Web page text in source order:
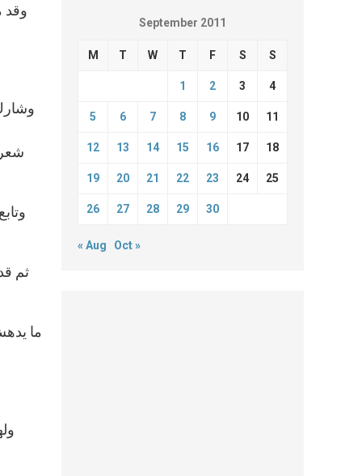
وقد
ثم
ما
September 2011
M T W T F S S
1 2 3 4
5 6 7 8 9 10 11
12 13 14 15 16 17 18
19 20 21 22 23 24 25
26 27 28 29 30
« Aug Oct »